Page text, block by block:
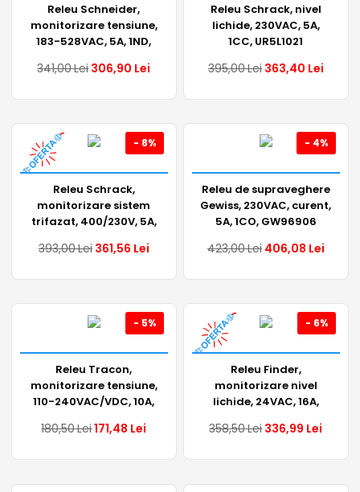
Releu Schneider,
monitorizare tensiune,
183-528VAC, 5A, 1ND,
341,00Lei306,90 Lei
Releu Schrack, nivel
lichide, 230VAC, 5A,
1CC, UR5L1021
395,00Lei 363,40 Lei
- 8%
Releu Schrack,
monitorizare sistem
trifazat, 400/230V, 5A,
393,00Lei 361,56 Lei
- 4%
Releu de supraveghere
Gewiss, 230VAC, curent,
5A, 1CO, GW96906
423,00Lei 406,08 Lei
- 5%
Releu Tracon,
monitorizare tensiune,
110-240VAC/VDC, 10A,
180,50Lei171,48 Lei
- 6%
Releu Finder,
monitorizare nivel
lichide, 24VAC, 16A,
358,50Lei336,99 Lei